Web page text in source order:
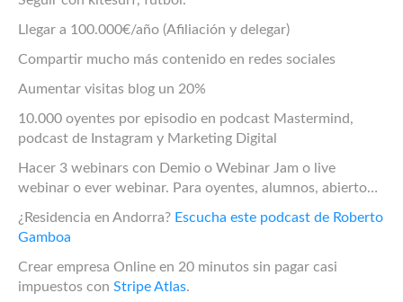
Llegar a 100.000€/año (Afiliación y delegar)
Compartir mucho más contenido en redes sociales
Aumentar visitas blog un 20%
10.000 oyentes por episodio en podcast Mastermind,
podcast de Instagram y Marketing Digital
Hacer 3 webinars con Demio o Webinar Jam o live
webinar o ever webinar. Para oyentes, alumnos, abierto…
¿Residencia en Andorra? Escucha este podcast de Roberto
Gamboa
Crear empresa Online en 20 minutos sin pagar casi
impuestos con Stripe Atlas.